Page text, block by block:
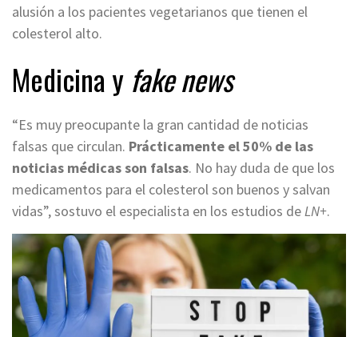
alusión a los pacientes vegetarianos que tienen el
colesterol alto.
Medicina y fake news
“Es muy preocupante la gran cantidad de noticias
falsas que circulan. Prácticamente el 50% de las
noticias médicas son falsas. No hay duda de que los
medicamentos para el colesterol son buenos y salvan
vidas”, sostuvo el especialista en los estudios deLN+.